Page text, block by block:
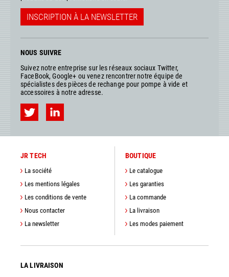
INSCRIPTION À LA NEWSLETTER
NOUS SUIVRE
Suivez notre entreprise sur les réseaux sociaux Twitter,
FaceBook, Google+ ou venez rencontrer notre équipe de
spécialistes des pièces de rechange pour pompe à vide et
accessoires à notre adresse.
JR TECH
La société
Les mentions légales
Les conditions de vente
Nous contacter
La newsletter
BOUTIQUE
Le catalogue
Les garanties
La commande
La livraison
Les modes paiement
LA LIVRAISON